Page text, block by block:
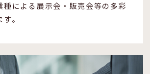
種による展示会・販売会等の多彩
。